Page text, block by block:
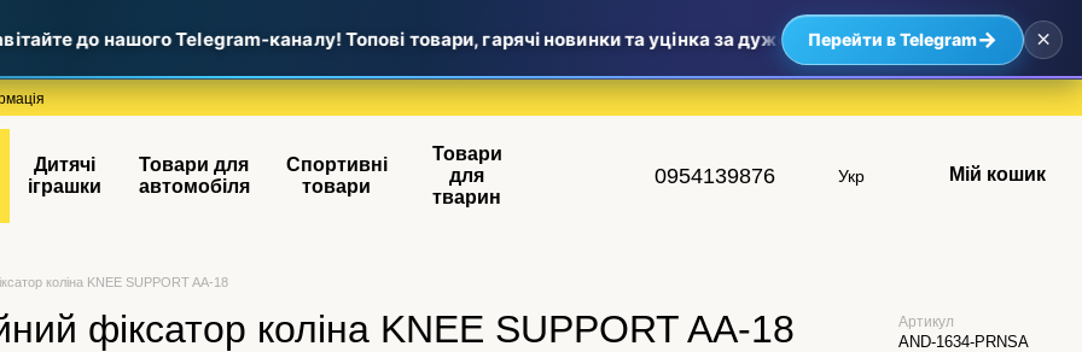
до нашого Telegram-каналу! Топові товари, гарячі новинки та уцінка за дуже приємними цінами —
Перейти в Telegram→ ×
Дитячі
іграшки
Товари для
автомобіля
Спортивні
товари
Товари
для
тварин
0954139876 Укр Мій кошик
коліна KNEE SUPPORT AA-18
фіксатор коліна KNEE SUPPORT AA-18 Артикул
AND-1634-PRNSA